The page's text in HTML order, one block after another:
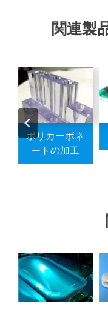
関連製
ポリカーボネ
ートの加工